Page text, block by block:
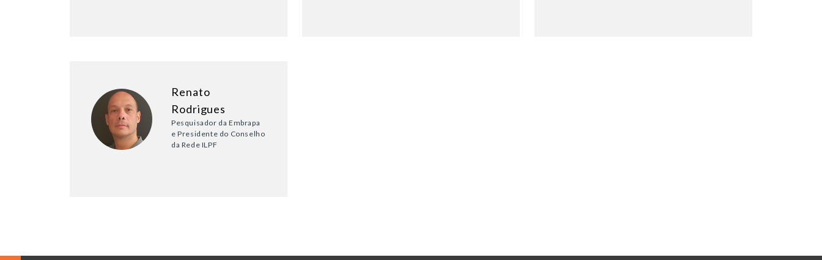
Renato
Rodrigues
Pesquisador da Embrapa
e Presidente do Conselho
da Rede ILPF